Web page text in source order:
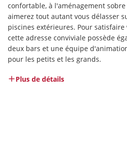
confortable, à l'aménagement
aimerez tout autant vous délasser
piscines extérieures. Pour
cette adresse conviviale possède
deux bars et une équipe
pour les petits et les grands.
Plus de détails